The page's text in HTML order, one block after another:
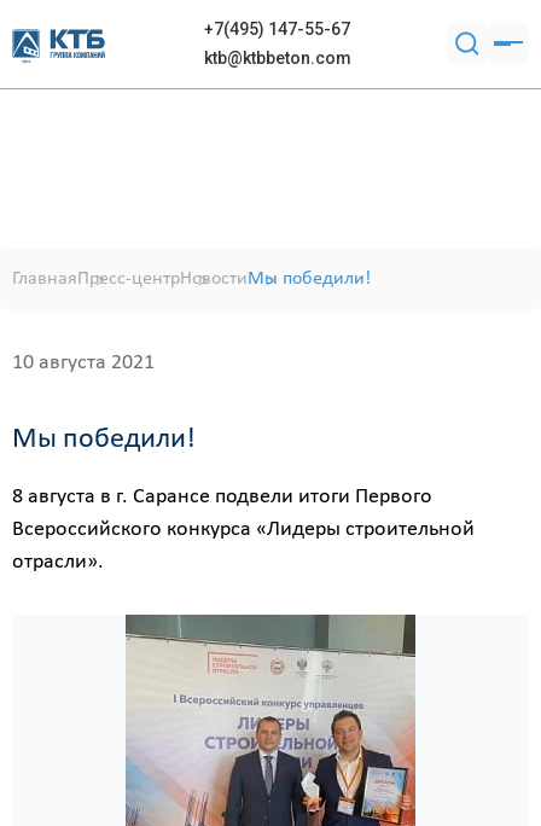
+7(495) 147-55-67
ktb@ktbbeton.com
ГлавнаяПресс-центрНовостиМы победили!
10 августа 2021
Мы победили!
8 августа в г. Сарансе подвели итоги Первого
Всероссийского конкурса «Лидеры строительной
отрасли».